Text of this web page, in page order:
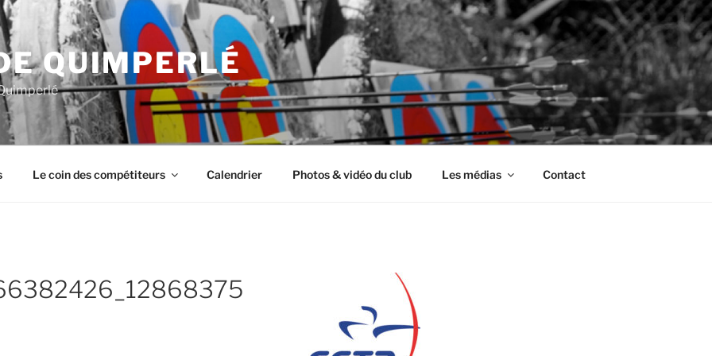
QUIMPERLÉ
Le coin des compétiteurs Calendrier Photos & vidéo du club Les médias Contact